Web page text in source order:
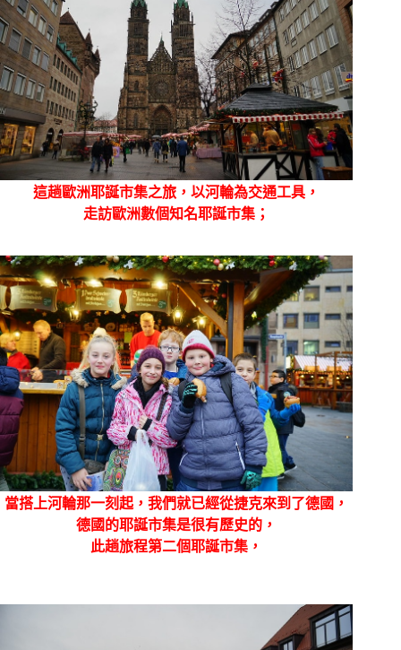
這趟歐洲耶誕市集之旅，以河輪為交通工具，
走訪歐洲數個知名耶誕市集；
當搭上河輪那一刻起，我們就已經從捷克來到了德國，
德國的耶誕市集是很有歷史的，
此趟旅程第二個耶誕市集，